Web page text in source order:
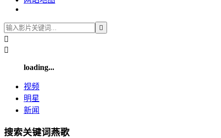



loading...
视频
明星
新闻
搜索关键词燕歌